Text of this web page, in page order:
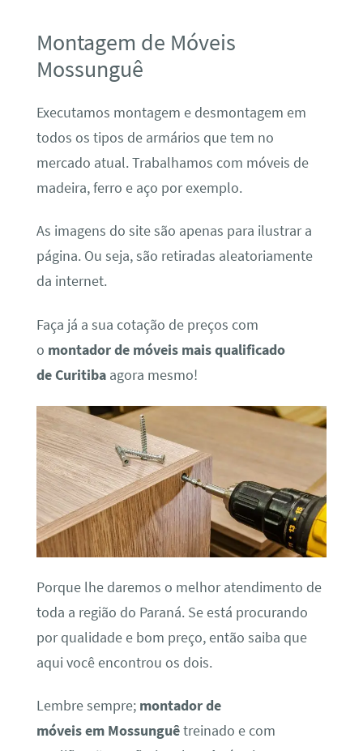
Montagem de Móveis
Mossunguê
Executamos montagem e desmontagem em
todos os tipos de armários que tem no
mercado atual. Trabalhamos com móveis de
madeira, ferro e aço por exemplo.
As imagens do site são apenas para ilustrar a
página. Ou seja, são retiradas aleatoriamente
da internet.
Faça já a sua cotação de preços com
o montador de móveis mais qualificado
de Curitiba agora mesmo!
Porque lhe daremos o melhor atendimento de
toda a região do Paraná. Se está procurando
por qualidade e bom preço, então saiba que
aqui você encontrou os dois.
Lembre sempre; montador de
móveis em Mossunguêtreinado e com